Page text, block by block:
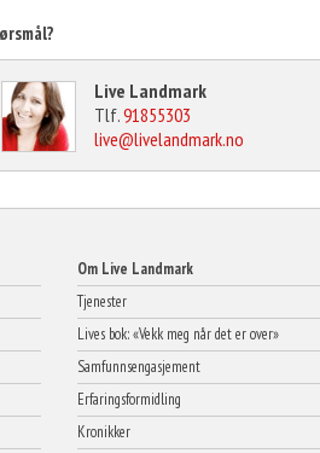
Live Landmark
Tlf.91855303
live@livelandmark.no
Om Live Landmark
Tjenester
Lives bok: «Vekk meg når det er over»
Samfunnsengasjement
Erfaringsformidling
Kronikker